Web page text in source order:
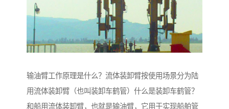
输油臂工作原理是什么？流体装卸臂按使用场景分为陆
用流体装卸臂（也叫装卸车鹤管）什么是装卸车鹤管？
和船用流体装卸臂，也就是输油臂，它用于实现船舶管